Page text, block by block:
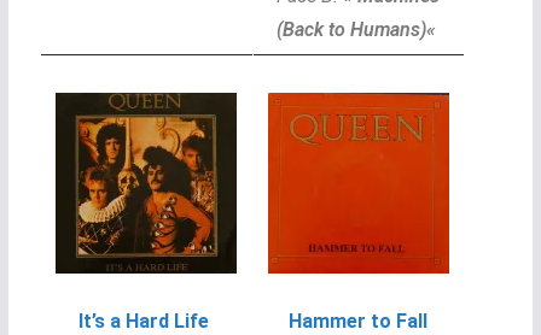
(Back to Humans)«
It’s a Hard Life
Hammer to Fall